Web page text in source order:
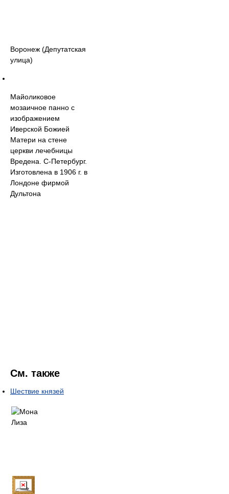
Воронеж (Депутатская
улица)
Майоликовое
мозаичное панно с
изображением
Иверской Божией
Матери на стене
церкви лечебницы
Вредена. С-Петербург.
Изготовлена в 1906 г. в
Лондоне фирмой
Дультона
См. также
Шествие князей